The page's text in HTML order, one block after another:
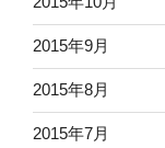
2015年9月
2015年8月
2015年7月